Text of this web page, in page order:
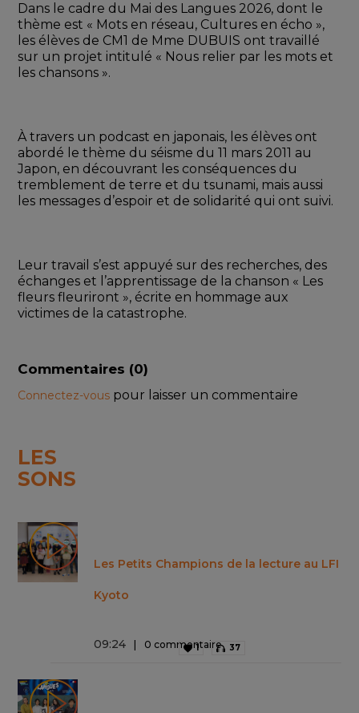
Dans le cadre du Mai des Langues 2026, dont le
thème est « Mots en réseau, Cultures en écho »,
les élèves de CM1 de Mme DUBUIS ont travaillé
sur un projet intitulé « Nous relier par les mots et
les chansons ».
À travers un podcast en japonais, les élèves ont
abordé le thème du séisme du 11 mars 2011 au
Japon, en découvrant les conséquences du
tremblement de terre et du tsunami, mais aussi
les messages d’espoir et de solidarité qui ont suivi.
Leur travail s’est appuyé sur des recherches, des
échanges et l’apprentissage de la chanson « Les
fleurs fleuriront », écrite en hommage aux
victimes de la catastrophe.
Commentaires (0)
Connectez-vous pour laisser un commentaire
LES
SONS
Les Petits Champions de la lecture au LFI
Kyoto
09:24 0 commentaire
1 37